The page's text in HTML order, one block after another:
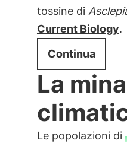
tossine di
Current Biology.
Continua
La
Le popolazioni di